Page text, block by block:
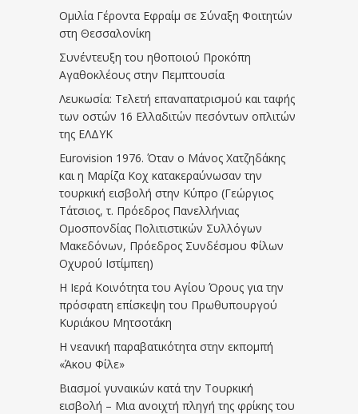
Ομιλία Γέροντα Εφραίμ σε Σύναξη Φοιτητών
στη Θεσσαλονίκη
Συνέντευξη του ηθοποιού Προκόπη
Αγαθοκλέους στην Πεμπτουσία
Λευκωσία: Τελετή επαναπατρισμού και ταφής
των οστών 16 Ελλαδιτών πεσόντων οπλιτών
της ΕΛΔΥΚ
Eurovision 1976. Όταν ο Μάνος Χατζηδάκης
και η Μαρίζα Κοχ κατακεραύνωσαν την
τουρκική εισβολή στην Κύπρο (Γεώργιος
Τάτσιος, τ. Πρόεδρος Πανελλήνιας
Ομοσπονδίας Πολιτιστικών Συλλόγων
Μακεδόνων, Πρόεδρος Συνδέσμου Φίλων
Οχυρού Ιστίμπεη)
Η Ιερά Κοινότητα του Αγίου Όρους για την
πρόσφατη επίσκεψη του Πρωθυπουργού
Κυριάκου Μητσοτάκη
Η νεανική παραβατικότητα στην εκπομπή
«Άκου Φίλε»
Βιασμοί γυναικών κατά την Τουρκική
εισβολή – Μια ανοιχτή πληγή της φρίκης του